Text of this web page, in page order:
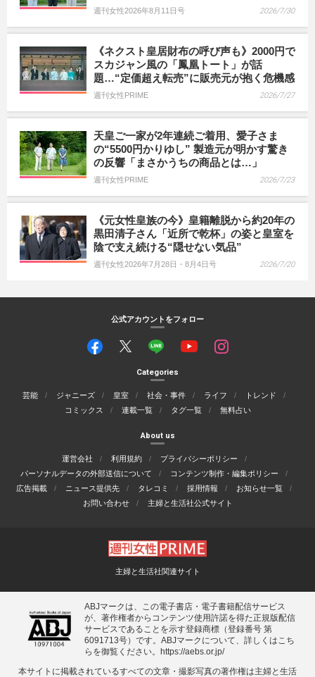
週刊女性2026年8月11日号 2026/7/30
《ネクスト皇居財布の呼び声も》2000円で
スカジャン風の「鳳凰トート」が話
題…“定価超え転売”に販売元が抱く危機感
週刊女性PRIME 2026/7/27
天皇ご一家が2年連続ご着用、愛子さま
の“5500円かりゆし” 製造元が明かす驚き
の反響「まさかうちの商品とは…」
週刊女性PRIME 2026/7/23
《元女性皇族の今》皇籍離脱から約20年の
黒田清子さん「近所で乾杯」の姿と皇室を
陰で支え続ける“隠せない気品”
週刊女性2026年7月28日・8月4日号 2026/7/20
公式アカウントをフォロー
Categories
芸能 ジャニーズ 皇室 社会・事件 ライフ
トレンド
コミックス
連載一覧 タグ一覧 無料占い
About us
運営会社 利用規約
プライバシーポリシー
パーソナルデータの外部送信について
コンテンツ制作・編集ポリシー
広告掲載
ニュース提供先 タレコミ 採用情報
お知らせ一覧
お問い合わせ
主婦と生活社公式サイト
主婦と生活社関連サイト
ABJマークは、この電子書店・電子書籍配信サービス
が、著作権者からコンテンツ使用許諾を得た正規版配信
サービスであることを示す登録商標（登録番号 第
6091713号）です。ABJマークについて、詳しくはこち
らを御覧ください。 https://aebs.or.jp/
本サイトに掲載されているすべての⽂章・撮影写真の著作権は主婦と⽣活